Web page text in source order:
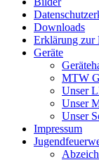
Downloads
Erklärung zur
Geräte
MTW
Unser
Unser
Unser
Impressum